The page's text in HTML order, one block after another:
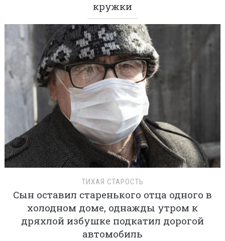
кружки
ТИХАЯ СТАРОСТЬ
Сын оставил старенького отца одного в
холодном доме, однажды утром к
дряхлой избушке подкатил дорогой
автомобиль